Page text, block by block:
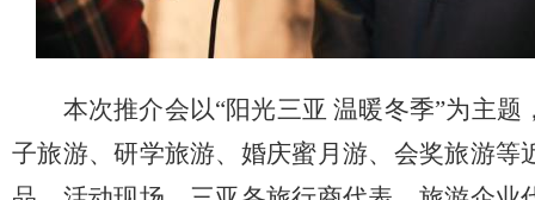
本次推介会以“阳光三亚 温暖冬季”为主
子旅游、研学旅游、婚庆蜜月游、会奖旅游等